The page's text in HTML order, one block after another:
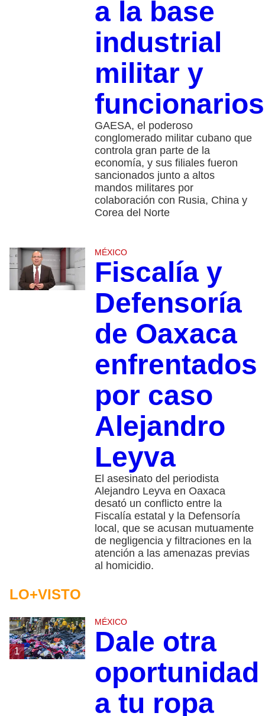
a la base
industrial
militar y
funcionarios
GAESA, el poderoso
conglomerado militar cubano que
controla gran parte de la
economía, y sus filiales fueron
sancionados junto a altos
mandos militares por
colaboración con Rusia, China y
Corea del Norte
MÉXICO
Fiscalía y
Defensoría
de Oaxaca
enfrentados
por caso
Alejandro
Leyva
El asesinato del periodista
Alejandro Leyva en Oaxaca
desató un conflicto entre la
Fiscalía estatal y la Defensoría
local, que se acusan mutuamente
de negligencia y filtraciones en la
atención a las amenazas previas
al homicidio.
LO+VISTO
1
MÉXICO
Dale otra
oportunidad
a tu ropa